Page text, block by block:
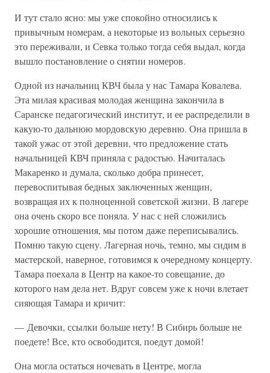
И тут стало ясно: мы уже спокойно относились к
привычным номерам, а некоторые из вольных серьезно
это переживали, и Севка только тогда себя выдал, когда
вышло постановление о снятии номеров.
Одной из начальниц КВЧ была у нас Тамара Ковалева.
Эта милая красивая молодая женщина закончила в
Саранске педагогический институт, и ее распределили в
какую-то дальнюю мордовскую деревню. Она пришла в
такой ужас от этой деревни, что предложение стать
начальницей КВЧ приняла с радостью. Начиталась
Макаренко и думала, сколько добра принесет,
перевоспитывая бедных заключенных женщин,
возвращая их к полноценной советской жизни. В лагере
она очень скоро все поняла. У нас с ней сложились
хорошие отношения, мы потом даже переписывались.
Помню такую сцену. Лагерная ночь, темно, мы сидим в
мастерской, наверное, готовимся к очередному концерту.
Тамара поехала в Центр на какое-то совещание, до
которого нам дела нет. Вдруг совсем уже к ночи влетает
сияющая Тамара и кричит:
— Девочки, ссылки больше нету! В Сибирь больше не
поедете! Все, кто освободится, поедут домой!
Она могла остаться ночевать в Центре, могла